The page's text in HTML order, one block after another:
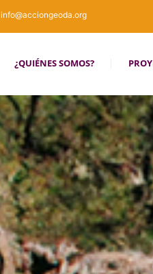
info@acciongeoda.org
¿QUIÉNES SOMOS?